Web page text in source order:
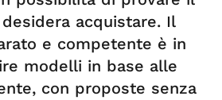
acquistare. Il
e competente è in
modelli in base alle
con proposte senza